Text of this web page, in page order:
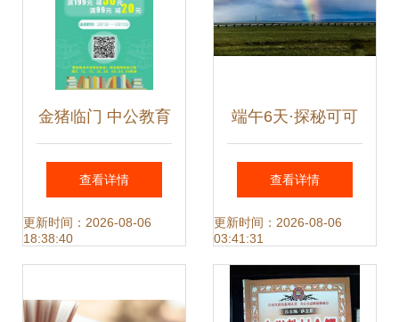
金猪临门 中公教育
新年不打烊，购书
享超值优惠
查看详情
更新时间：2026-08-06
18:38:40
端午6天·探秘可可
西里 西部地理教科
书级别的线路，走
入中国最后无人区
查看详情
更新时间：2026-08-06
03:41:31